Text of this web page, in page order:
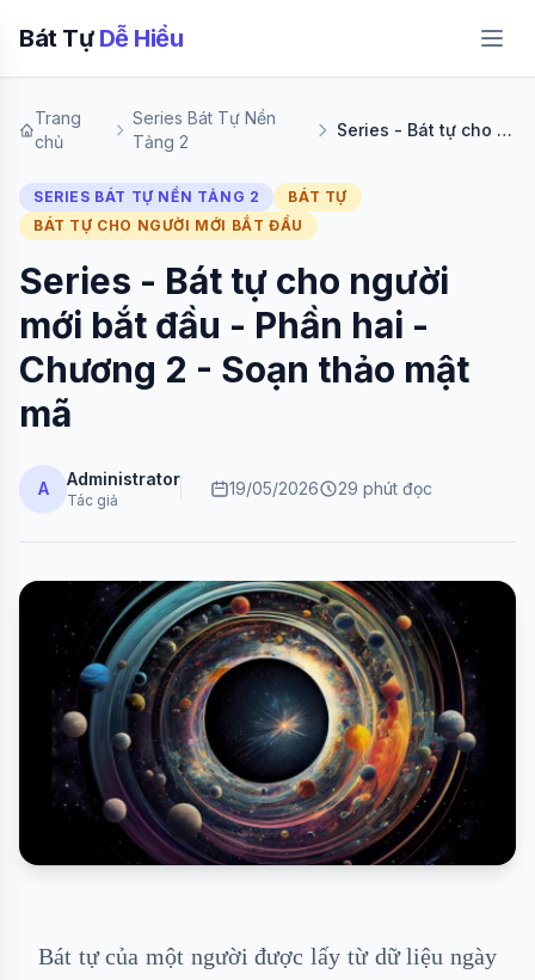
Bát Tự Dễ Hiểu
Trang
chủ
Series Bát Tự Nền
Tảng 2
Series - Bát tự cho người mới bắt đầu - Phần hai - Chương 2 - Soạn thảo mật mã
SERIES BÁT TỰ NỀN TẢNG 2
BÁT TỰ
BÁT TỰ CHO NGƯỜI MỚI BẮT ĐẦU
Series - Bát tự cho người
mới bắt đầu - Phần hai -
Chương 2 - Soạn thảo mật
mã
A Administrator
Tác giả
19/05/2026 29 phút đọc
Bát tự của một người được lấy từ dữ liệu ngày